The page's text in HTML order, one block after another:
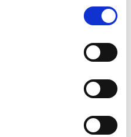
in je browser.